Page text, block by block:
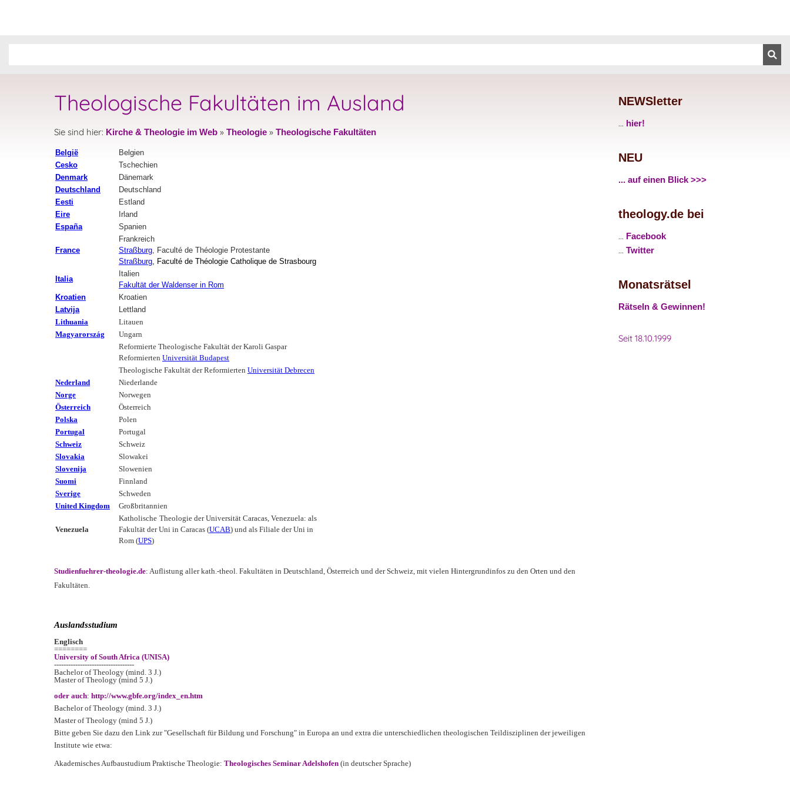
Theologische Fakultäten im Ausland
Sie sind hier: Kirche & Theologie im Web » Theologie » Theologische Fakultäten
België
Belgien
Cesko
Tschechien
Denmark
Dänemark
Deutschland
Deutschland
Eesti
Estland
Eire
Irland
España
Spanien
France
Frankreich
Straßburg, Faculté de Théologie Protestante
Straßburg, Faculté de Théologie Catholique de Strasbourg
Italia
Italien
Fakultät der Waldenser in Rom
Kroatien
Kroatien
Latvija
Lettland
Lithuania
Litauen
Magyarország
Ungarn
Reformierte Theologische Fakultät der Karoli Gaspar
Reformierten Universität Budapest
Theologische Fakultät der Reformierten Universität Debrecen
Nederland
Niederlande
Norge
Norwegen
Österreich
Österreich
Polska
Polen
Portugal
Portugal
Schweiz
Schweiz
Slovakia
Slowakei
Slovenija
Slowenien
Suomi
Finnland
Sverige
Schweden
United Kingdom
Großbritannien
Venezuela
Katholische Theologie der Universität Caracas, Venezuela: als
Fakultät der Uni in Caracas (UCAB) und als Filiale der Uni in
Rom (UPS)
Studienfuehrer-theologie.de: Auflistung aller kath.-theol. Fakultäten in Deutschland, Österreich und der Schweiz, mit vielen Hintergrundinfos zu den Orten und den
Fakultäten.
Auslandsstudium
Englisch
========
University of South Africa (UNISA)
----------------------------------
Bachelor of Theology (mind. 3 J.)
Master of Theology (mind 5 J.)
oder auch: http://www.gbfe.org/index_en.htm
Bachelor of Theology (mind. 3 J.)
Master of Theology (mind 5 J.)
Bitte geben Sie dazu den Link zur "Gesellschaft für Bildung und Forschung" in Europa an und extra die unterschiedlichen theologischen Teildisziplinen der jeweiligen
Institute wie etwa:
Akademisches Aufbaustudium Praktische Theologie: Theologisches Seminar Adelshofen (in deutscher Sprache)
NEWSletter
... hier!
NEU
... auf einen Blick >>>
theology.de bei
... Facebook
... Twitter
Monatsrätsel
Rätseln & Gewinnen!
Seit 18.10.1999